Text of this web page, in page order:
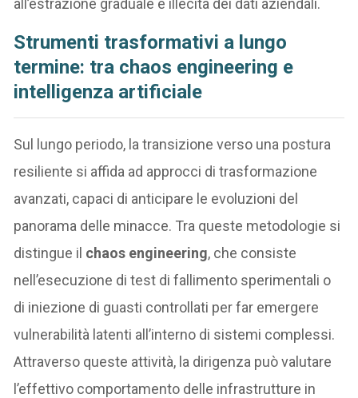
all’estrazione graduale e illecita dei dati aziendali.
Strumenti trasformativi a lungo
termine: tra chaos engineering e
intelligenza artificiale
Sul lungo periodo, la transizione verso una postura
resiliente si affida ad approcci di trasformazione
avanzati, capaci di anticipare le evoluzioni del
panorama delle minacce. Tra queste metodologie si
distingue il chaos engineering, che consiste
nell’esecuzione di test di fallimento sperimentali o
di iniezione di guasti controllati per far emergere
vulnerabilità latenti all’interno di sistemi complessi.
Attraverso queste attività, la dirigenza può valutare
l’effettivo comportamento delle infrastrutture in